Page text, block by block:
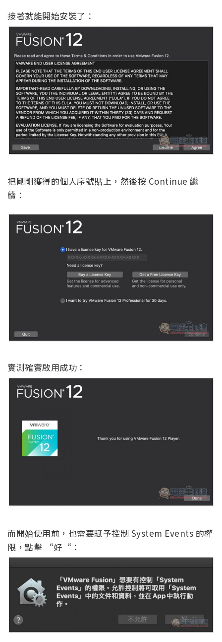
接著就能開始安裝了：
把剛剛獲得的個人序號貼上，然後按 Continue 繼
續：
實測確實啟用成功：
而開始使用前，也需要賦予控制 System Events 的權
限，點擊 “好“：